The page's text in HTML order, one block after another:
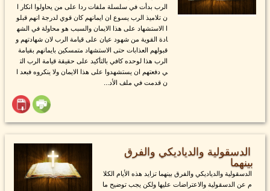
الرب بدأت في سلسلة ملفات ردا على من يحاولوا انكار ا
ن تلاميذ الرب يسوع ان ايمانهم كان قوي لدرجة انهم قبلو
ا الاستشهاد على هذا الايمان والسبب هو محاولة في الشه
ادة القوية من شهود عيان على قيامة الرب لان شهادتهم و
قبولهم العذابات حتى الاستشهاد متمسكين بايمانهم بقيامة
الرب هذا لوحده كافي بالتأكيد على حقيقة قيامة الرب الت
ي دفعتهم ان يستشهدوا على هذا الايمان ولا ينكروه فبعد ا
ن قدمت في ملف الأد...
الدسقولية والدياديكي والفرق
بينهما
الدسقولية والدياديكي والفرق بينهما تزايد هذه الأيام الكلا
م عن الدسقولية والاعتراضات عليها ولكن يجب توضيح ما